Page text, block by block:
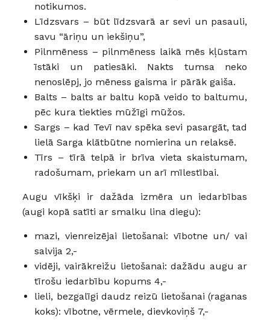
notikumos.
Līdzsvars – būt līdzsvarā ar sevi un pasauli,
savu “āriņu un iekšiņu”,
Pilnmēness – pilnmēness laikā mēs kļūstam
īstāki un patiesāki. Nakts tumsa neko
nenoslēpj, jo mēness gaisma ir pārāk gaiša.
Balts – balts ar baltu kopā veido to baltumu,
pēc kura tiekties mūžīgi mūžos.
Sargs – kad Tevī nav spēka sevi pasargāt, tad
lielā Sarga klātbūtne nomierina un relaksē.
Tīrs – tīrā telpā ir brīva vieta skaistumam,
radošumam, priekam un arī mīlestībai.
Augu vīkšķi ir dažāda izmēra un iedarbības
(augi kopā satīti ar smalku lina diegu):
mazi, vienreizējai lietošanai: vībotne un/ vai
salvija 2,-
vidēji, vairākreižu lietošanai: dažādu augu ar
tīrošu iedarbību kopums 4,-
lieli, bezgalīgi daudz reizū lietošanai (raganas
koks): vībotne, vērmele, dievkoviņš 7,-